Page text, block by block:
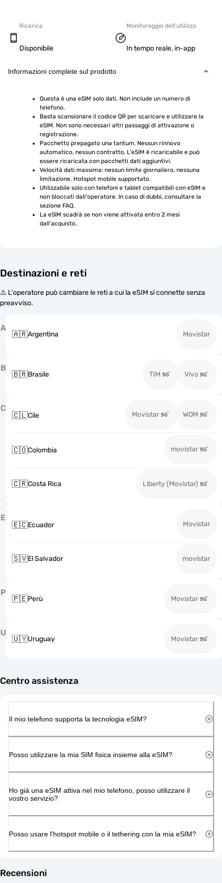
Ricarica
Disponibile
Monitoraggio dell'utilizzo
In tempo reale, in-app
Informazioni complete sul prodotto
Questa è una eSIM solo dati. Non include un numero di
telefono.
Basta scansionare il codice QR per scaricare e utilizzare la
eSIM. Non sono necessari altri passaggi di attivazione o
registrazione.
Pacchetto prepagato una tantum. Nessun rinnovo
automatico, nessun contratto. L'eSIM è ricaricabile e può
essere ricaricata con pacchetti dati aggiuntivi.
Velocità dati massima: nessun limite giornaliero, nessuna
limitazione. Hotspot mobile supportato.
Utilizzabile solo con telefoni e tablet compatibili con eSIM e
non bloccati dall'operatore. In caso di dubbi, consultare la
sezione FAQ.
La eSIM scadrà se non viene attivata entro 2 mesi
dall'acquisto.
Destinazioni e reti
⚠️ L'operatore può cambiare le reti a cui la eSIM si connette senza
preavviso.
A
🇦🇷Argentina Movistar
B
🇧🇷Brasile TIM Vivo
C
🇨🇱Cile Movistar WOM
🇨🇴Colombia movistar
🇨🇷Costa Rica Liberty (Movistar)
E
🇪🇨Ecuador Movistar
🇸🇻El Salvador movistar
P
🇵🇪Perù Movistar
U
🇺🇾Uruguay Movistar
Centro assistenza
Il mio telefono supporta la tecnologia eSIM?
Posso utilizzare la mia SIM fisica insieme alla eSIM?
Ho già una eSIM attiva nel mio telefono, posso utilizzare il
vostro servizio?
Posso usare l'hotspot mobile o il tethering con la mia eSIM?
Recensioni